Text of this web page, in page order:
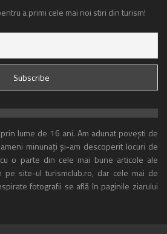
a primi cele mai noi stiri din turism!
lume de 16 ani. Am adunat povești de
minunați și-am descoperit locuri de
o parte din cele mai bune articole ale
site-ul turismclub.ro, dar cele mai de
fotografii se află în paginile ziarului